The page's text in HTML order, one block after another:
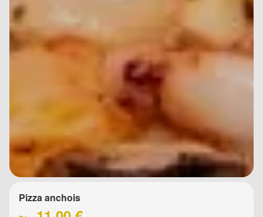
Pizza anchois